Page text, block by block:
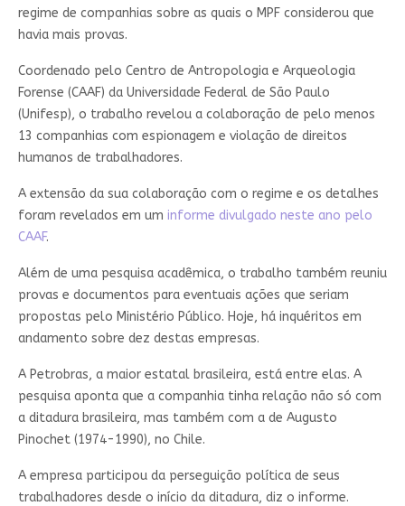
regime de companhias sobre as quais o MPF considerou que
havia mais provas.
Coordenado pelo Centro de Antropologia e Arqueologia
Forense (CAAF) da Universidade Federal de São Paulo
(Unifesp), o trabalho revelou a colaboração de pelo menos
13 companhias com espionagem e violação de direitos
humanos de trabalhadores.
A extensão da sua colaboração com o regime e os detalhes
foram revelados em um informe divulgado neste ano pelo
CAAF.
Além de uma pesquisa acadêmica, o trabalho também reuniu
provas e documentos para eventuais ações que seriam
propostas pelo Ministério Público. Hoje, há inquéritos em
andamento sobre dez destas empresas.
A Petrobras, a maior estatal brasileira, está entre elas. A
pesquisa aponta que a companhia tinha relação não só com
a ditadura brasileira, mas também com a de Augusto
Pinochet (1974-1990), no Chile.
A empresa participou da perseguição política de seus
trabalhadores desde o início da ditadura, diz o informe.